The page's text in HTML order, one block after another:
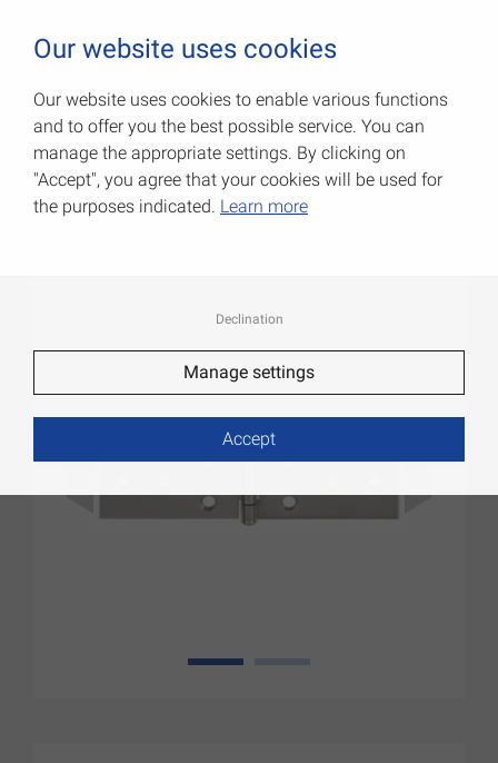
Широкие карточные петли
Артикул: 010505100
1
Our website uses cookies
Our website uses cookies to enable various functions
and to offer you the best possible service. You can
manage the appropriate settings. By clicking on
"Accept", you agree that your cookies will be used for
the purposes indicated. Learn more
Declination
Manage settings
Accept